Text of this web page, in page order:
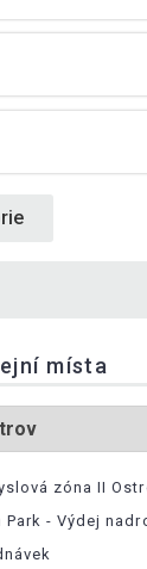
místa
zóna II
Park - Výdej